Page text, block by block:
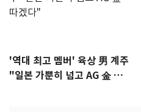
'역대 최고 멤버' 육상 男 계주
"일본 가뿐히 넘고 AG 金 따겠